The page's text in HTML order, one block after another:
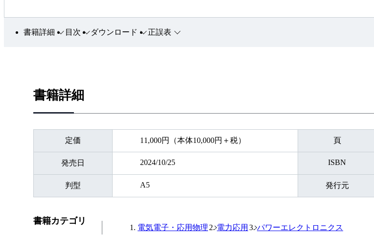
書籍詳細 目次 ダウンロード 正誤表
書籍詳細
定価 11,000円（本体10,000円＋税） 頁
発売日 2024/10/25 ISBN
判型 A5 発行元
書籍カテゴリ
電気電子・応用物理 電力応用 パワーエレクトロニクス